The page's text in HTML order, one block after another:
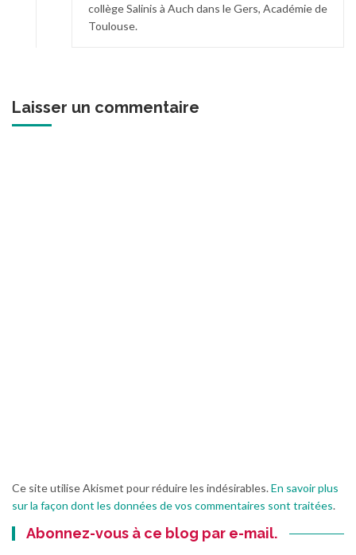
collège Salinis à Auch dans le Gers, Académie de
Toulouse.
Laisser un commentaire
Ce site utilise Akismet pour réduire les indésirables.En savoir plus
sur la façon dont les données de vos commentaires sont traitées.
Abonnez-vous à ce blog par e-mail.